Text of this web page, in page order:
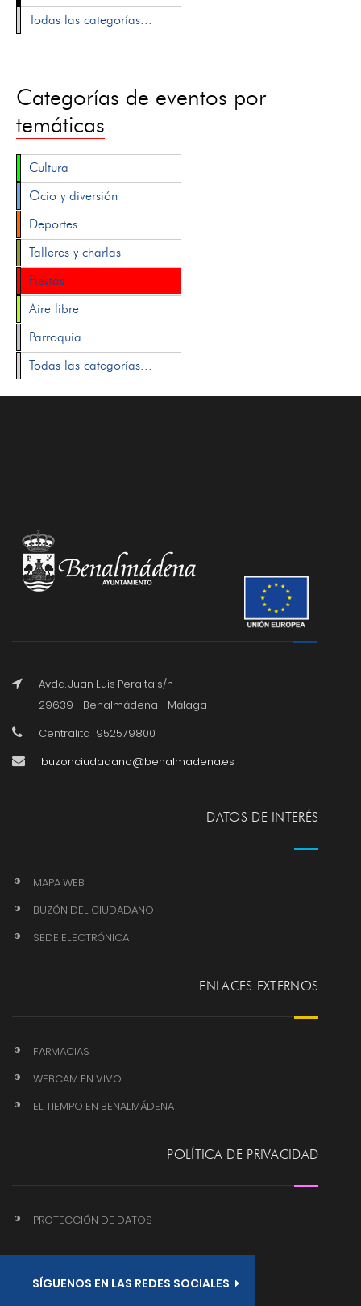
Todas las categorías...
Categorías de eventos por
temáticas
Cultura
Ocio y diversión
Deportes
Talleres y charlas
Fiestas
Aire libre
Parroquia
Todas las categorías...
Avda. Juan Luis Peralta s/n
29639 - Benalmádena - Málaga
Centralita : 952579800
buzonciudadano@benalmadena.es
DATOS DE INTERÉS
MAPA WEB
BUZÓN DEL CIUDADANO
SEDE ELECTRÓNICA
ENLACES EXTERNOS
FARMACIAS
WEBCAM EN VIVO
EL TIEMPO EN BENALMÁDENA
POLÍTICA DE PRIVACIDAD
PROTECCIÓN DE DATOS
SÍGUENOS EN LAS REDES SOCIALES